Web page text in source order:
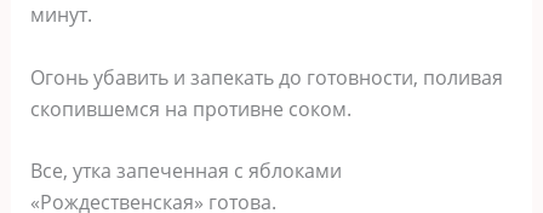
минут.
Огонь убавить и запекать до готовности, поливая
скопившемся на противне соком.
Все, утка запеченная с яблоками
«Рождественская» готова.